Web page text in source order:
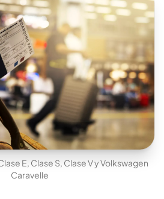
E, Clase S, Clase V y Volkswagen
Caravelle